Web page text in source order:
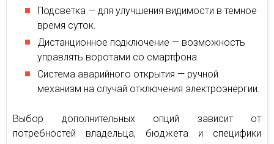
Подсветка — для улучшения видимости в темное
время суток.
Дистанционное подключение — возможность
управлять воротами со смартфона.
Система аварийного открытия — ручной
механизм на случай отключения электроэнергии.
Выбор дополнительных опций зависит от
потребностей владельца, бюджета и специфики